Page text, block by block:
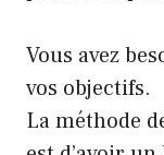
Vous avez
vos objectifs.
La méthode